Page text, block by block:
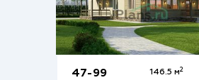
47-99 146.5 м2